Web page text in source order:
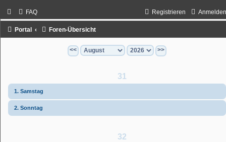
FAQ Registrieren
Portal Foren-Übersicht
<< >>
31
1. Samstag
2. Sonntag
32